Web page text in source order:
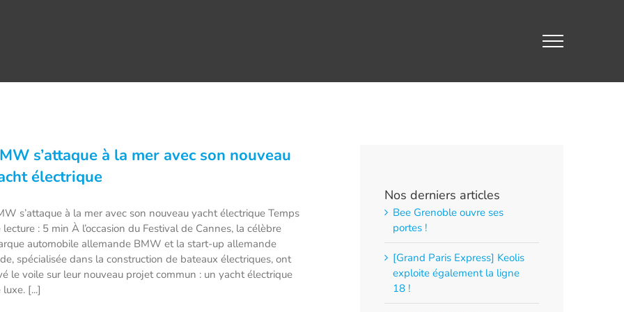
s’attaque à la mer avec son nouveau
électrique
s’attaque à la mer avec son nouveau yacht électrique Temps
lecture : 5 min À l’occasion du Festival de Cannes, la célèbre
automobile allemande BMW et la start-up allemande
spécialisée dans la construction de bateaux électriques, ont
le voile sur leur nouveau projet commun : un yacht électrique
luxe. [...]
Nos derniers articles
Bee Grenoble ouvre ses
portes !
[Grand Paris Express] Keolis
exploite également la ligne
18 !